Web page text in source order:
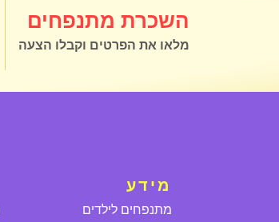
השכרת מתנפחים
מלאו את הפרטים וקבלו הצעה
מידע
מתנפחים לילדים